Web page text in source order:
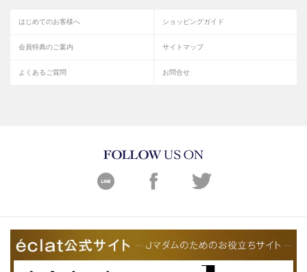
はじめてのお客様へ ショッピングガイド
会員特典のご案内 サイトマップ
よくあるご質問 お問合せ